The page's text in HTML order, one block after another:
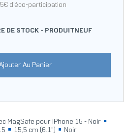
d'éco-participation
DE STOCK - PRODUITNEUF
Au Panier
MagSafe pour iPhone 15 - Noir
15,5 cm (6.1") Noir